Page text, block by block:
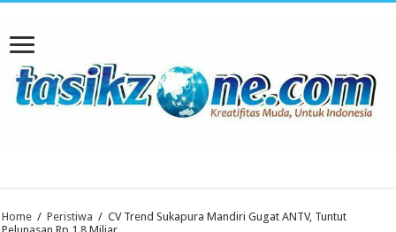
Home / Peristiwa / CV Trend Sukapura Mandiri Gugat ANTV, Tuntut